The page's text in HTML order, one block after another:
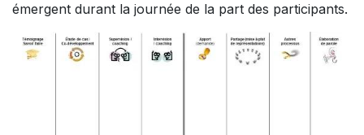
émergent durant la journée de la part des participants.